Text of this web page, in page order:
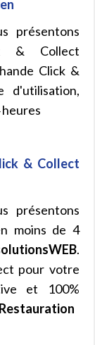
présentons
& Collect
Click &
d'utilisation,
& Collect
présentons
moins de 4
.
pour votre
et 100%